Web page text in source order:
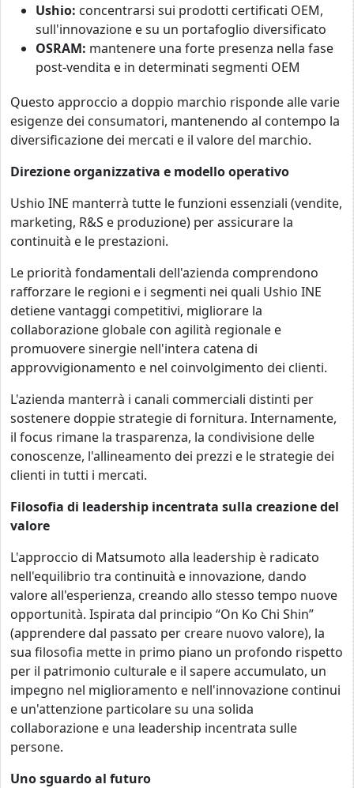
Ushio: concentrarsi sui prodotti certificati OEM,
sull'innovazione e su un portafoglio diversificato
OSRAM: mantenere una forte presenza nella fase
post-vendita e in determinati segmenti OEM
Questo approccio a doppio marchio risponde alle varie
esigenze dei consumatori, mantenendo al contempo la
diversificazione dei mercati e il valore del marchio.
Direzione organizzativa e modello operativo
Ushio INE manterrà tutte le funzioni essenziali (vendite,
marketing, R&S e produzione) per assicurare la
continuità e le prestazioni.
Le priorità fondamentali dell'azienda comprendono
rafforzare le regioni e i segmenti nei quali Ushio INE
detiene vantaggi competitivi, migliorare la
collaborazione globale con agilità regionale e
promuovere sinergie nell'intera catena di
approvvigionamento e nel coinvolgimento dei clienti.
L'azienda manterrà i canali commerciali distinti per
sostenere doppie strategie di fornitura. Internamente,
il focus rimane la trasparenza, la condivisione delle
conoscenze, l'allineamento dei prezzi e le strategie dei
clienti in tutti i mercati.
Filosofia di leadership incentrata sulla creazione del
valore
L'approccio di Matsumoto alla leadership è radicato
nell'equilibrio tra continuità e innovazione, dando
valore all'esperienza, creando allo stesso tempo nuove
opportunità. Ispirata dal principio “On Ko Chi Shin”
(apprendere dal passato per creare nuovo valore), la
sua filosofia mette in primo piano un profondo rispetto
per il patrimonio culturale e il sapere accumulato, un
impegno nel miglioramento e nell'innovazione continui
e un'attenzione particolare su una solida
collaborazione e una leadership incentrata sulle
persone.
Uno sguardo al futuro